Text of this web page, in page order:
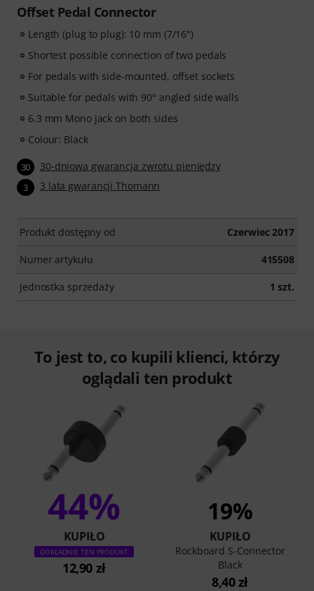
Offset Pedal Connector
Length (plug to plug): 10 mm (7/16")
Shortest possible connection of two pedals
For pedals with side-mounted, offset sockets
Suitable for pedals with 90° angled side walls
6.3 mm Mono jack on both sides
Colour: Black
30 30-dniowa gwarancja zwrotu pieniędzy
3 3 lata gwarancji Thomann
Produkt dostępny od Czerwiec 2017
Numer artykułu 415508
Jednostka sprzedaży 1 szt.
To jest to, co kupili klienci, którzy
oglądali ten produkt
44%
KUPIŁO
DOKŁADNIE TEN PRODUKT
12,90 zł
19%
KUPIŁO
Rockboard S-Connector
Black
8,40 zł